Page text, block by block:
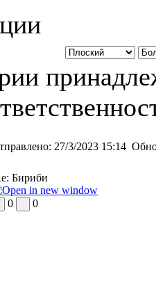
27/3/2023 15:14
Бириби
0 0